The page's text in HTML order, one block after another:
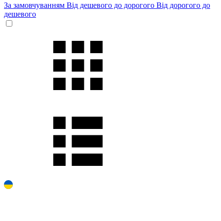
За замовчуванням Від дешевого до дорогого Від дорогого до
дешевого